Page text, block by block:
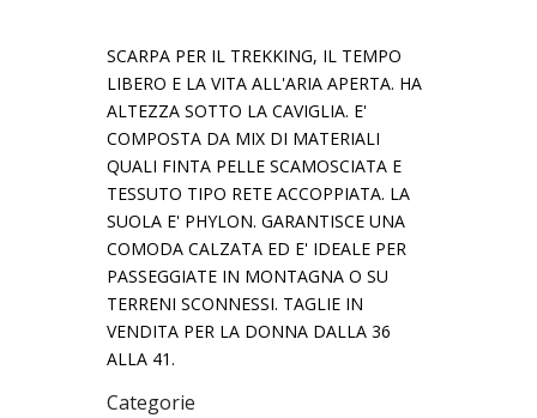
SCARPA PER IL TREKKING, IL TEMPO
LIBERO E LA VITA ALL'ARIA APERTA. HA
ALTEZZA SOTTO LA CAVIGLIA. E'
COMPOSTA DA MIX DI MATERIALI
QUALI FINTA PELLE SCAMOSCIATA E
TESSUTO TIPO RETE ACCOPPIATA. LA
SUOLA E' PHYLON. GARANTISCE UNA
COMODA CALZATA ED E' IDEALE PER
PASSEGGIATE IN MONTAGNA O SU
TERRENI SCONNESSI. TAGLIE IN
VENDITA PER LA DONNA DALLA 36
ALLA 41.
Categorie